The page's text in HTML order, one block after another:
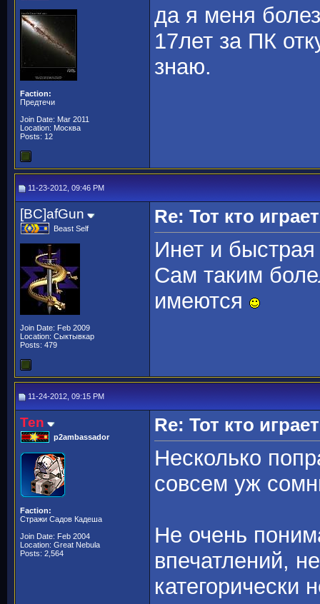
Faction:
Предтечи
Join Date: Mar 2011
Location: Москва
Posts: 12
да я меня
17лет за ПК
знаю.
11-23-2012, 09:46 PM
[BC]afGun
Beast Self
Join Date: Feb 2009
Location: Сыктывкар
Posts: 479
Re: Тот кто
Инет и быстрая
Сам таким
имеются
11-24-2012, 09:15 PM
Ten
p2ambassador
Faction:
Стражи Садов Кадеша
Join Date: Feb 2004
Location: Great Nebula
Posts: 2,564
Re: Тот кто
Несколько
совсем уж
Не очень
впечатлений,
категорически